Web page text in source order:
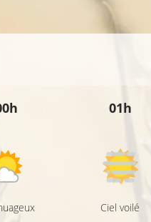
01h
Ciel voilé